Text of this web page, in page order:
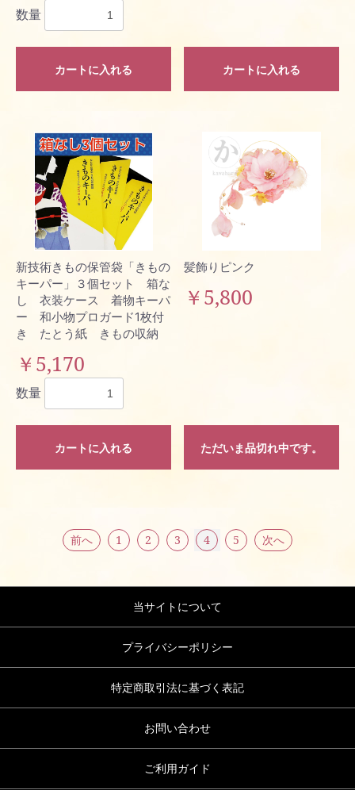
数量
カートに入れる カートに入れる
新技術きもの保管袋「きもの
キーパー」３個セット 箱な
し 衣装ケース 着物キーパ
ー 和小物プロガード1枚付
き たとう紙 きもの収納
￥5,170
数量
カートに入れる
髪飾りピンク
￥5,800
ただいま品切れ中です。
前へ 1 2 3 4 5 次へ
当サイトについて
プライバシーポリシー
特定商取引法に基づく表記
お問い合わせ
ご利用ガイド